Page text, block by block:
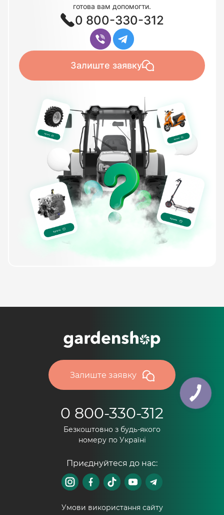
готова вам допомогти.
0 800-330-312
Залиште заявку
Залиште заявку
0 800-330-312
Безкоштовно з будь-якого
номеру по Україні
Приєднуйтеся до нас:
Умови використання сайту